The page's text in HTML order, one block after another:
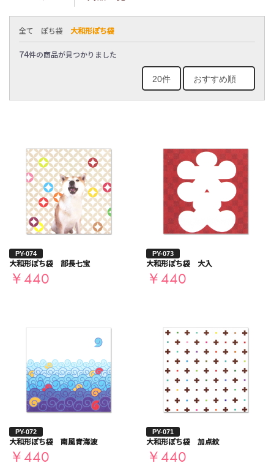
全て ぽち袋 大和形ぽち袋
74件の商品が見つかりました
PY-074
大和形ぽち袋 部長七宝
￥440
PY-073
大和形ぽち袋 大入
￥440
PY-072
大和形ぽち袋 南風青海波
￥440
PY-071
大和形ぽち袋 加点紋
￥440
お買い物を続ける カートへ進む